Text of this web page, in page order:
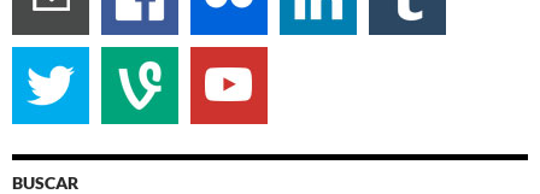
BUSCAR